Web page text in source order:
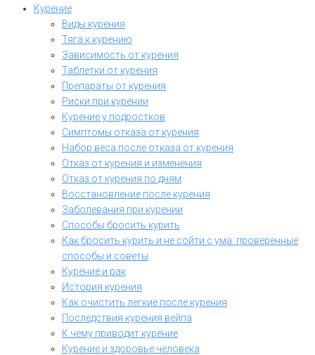
Курение
Виды курения
Тяга к курению
Зависимость от курения
Таблетки от курения
Препараты от курения
Риски при курении
Курение у подростков
Симптомы отказа от курения
Набор веса после отказа от курения
Отказ от курения и изменения
Отказ от курения по дням
Восстановление после курения
Заболевания при курении
Способы бросить курить
Как бросить курить и не сойти с ума: проверенные
способы и советы
Курение и рак
История курения
Как очистить легкие после курения
Последствия курения вейпа
К чему приводит курение
Курение и здоровье человека